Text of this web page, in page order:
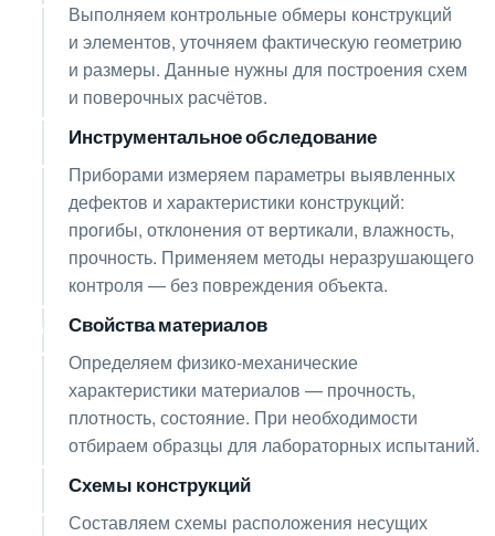
Выполняем контрольные обмеры конструкций
и элементов, уточняем фактическую геометрию
и размеры. Данные нужны для построения схем
и поверочных расчётов.
Инструментальное обследование
Приборами измеряем параметры выявленных
дефектов и характеристики конструкций:
прогибы, отклонения от вертикали, влажность,
прочность. Применяем методы неразрушающего
контроля — без повреждения объекта.
05 Свойства материалов
Определяем физико-механические
характеристики материалов — прочность,
плотность, состояние. При необходимости
отбираем образцы для лабораторных испытаний.
Схемы конструкций
Составляем схемы расположения несущих